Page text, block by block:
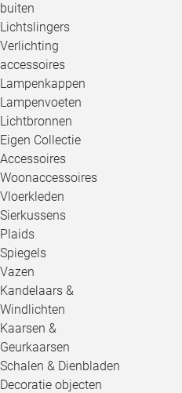
buiten
Lichtslingers
Verlichting
accessoires
Lampenkappen
Lampenvoeten
Lichtbronnen
Eigen Collectie
Accessoires
Woonaccessoires
Vloerkleden
Sierkussens
Plaids
Spiegels
Vazen
Kandelaars &
Windlichten
Kaarsen &
Geurkaarsen
Schalen & Dienbladen
Decoratie objecten